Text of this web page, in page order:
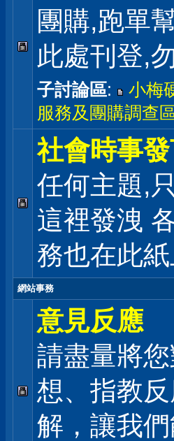
團購,跑單
此處刊登,
子討論區: 小梅
服務及團購調查
社會時事
任何主題,
這裡發洩
務也在此
網站事務
意見反應
請盡量將
想、指教
解，讓我